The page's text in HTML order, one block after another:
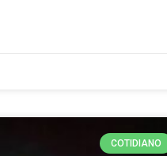
COTIDIANO